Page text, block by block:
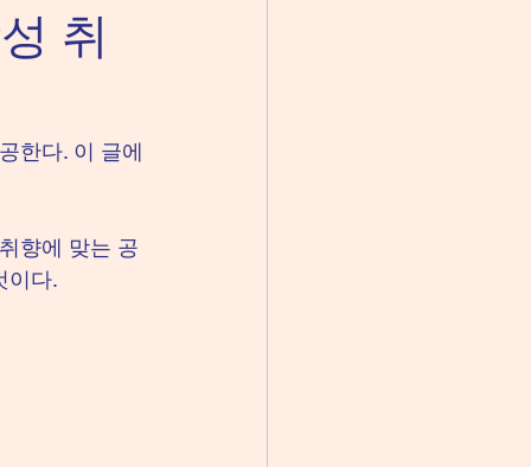
취
한다. 이 글에
향에 맞는 공
이다.